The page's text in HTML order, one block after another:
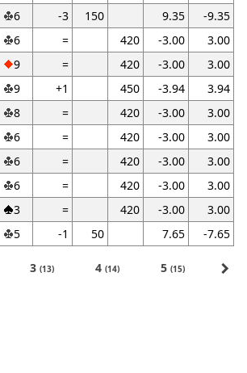
6 -3 150 9.35
-9.35
6 = 420 -3.00
3.00
9 = 420 -3.00
3.00
9 +1 450 -3.94
3.94
8 = 420 -3.00
3.00
6 = 420 -3.00
3.00
6 = 420 -3.00
3.00
6 = 420 -3.00
3.00
3 = 420 -3.00
3.00
5 -1 50 7.65 -7.65
3 (13) 4 (14) 5 (15) navigate_next